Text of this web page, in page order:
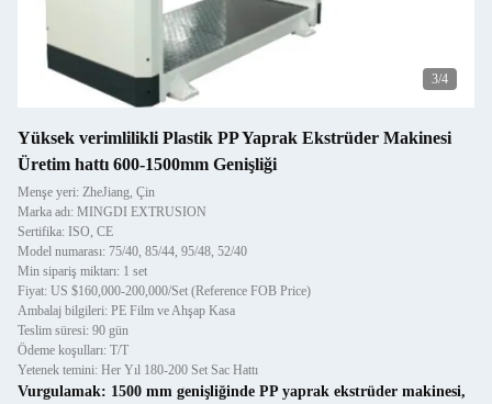
3/4
Yüksek verimlilikli Plastik PP Yaprak Ekstrüder Makinesi
Üretim hattı 600-1500mm Genişliği
Menşe yeri: ZheJiang, Çin
Marka adı: MINGDI EXTRUSION
Sertifika: ISO, CE
Model numarası: 75/40, 85/44, 95/48, 52/40
Min sipariş miktarı: 1 set
Fiyat: US $160,000-200,000/Set (Reference FOB Price)
Ambalaj bilgileri: PE Film ve Ahşap Kasa
Teslim süresi: 90 gün
Ödeme koşulları: T/T
Yetenek temini: Her Yıl 180-200 Set Sac Hattı
Vurgulamak: 1500 mm genişliğinde PP yaprak ekstrüder makinesi,